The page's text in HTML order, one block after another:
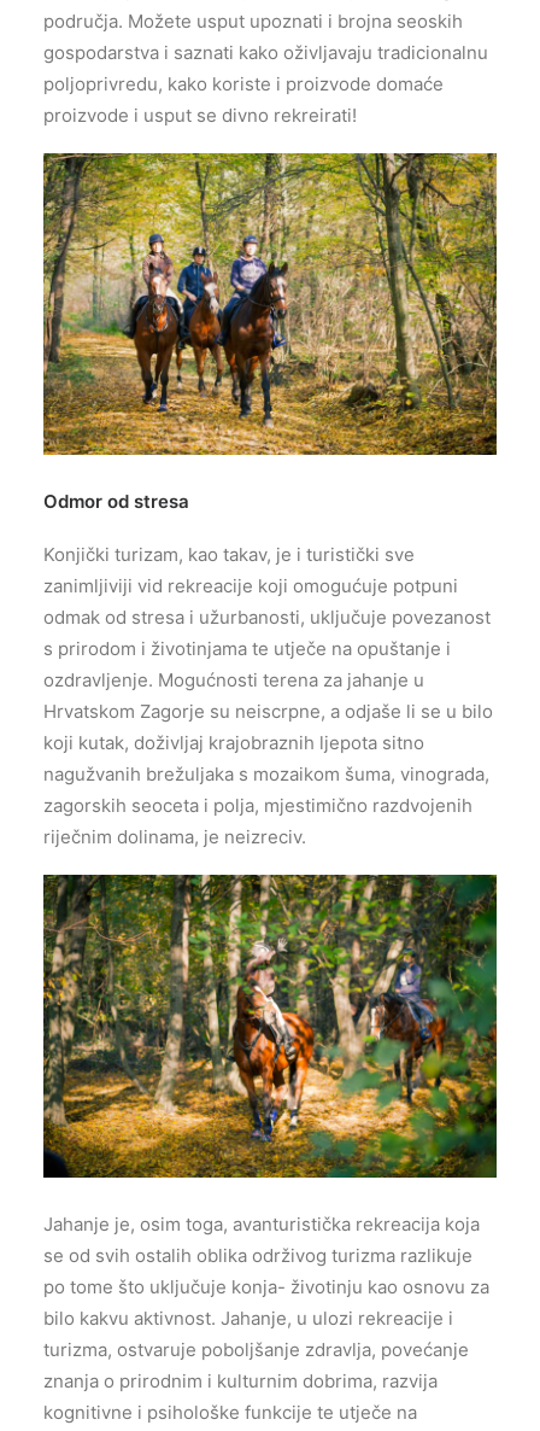
područja. Možete usput upoznati i brojna seoskih
gospodarstva i saznati kako oživljavaju tradicionalnu
poljoprivredu, kako koriste i proizvode domaće
proizvode i usput se divno rekreirati!
Odmor od stresa
Konjički turizam, kao takav, je i turistički sve
zanimljiviji vid rekreacije koji omogućuje potpuni
odmak od stresa i užurbanosti, uključuje povezanost
s prirodom i životinjama te utječe na opuštanje i
ozdravljenje. Mogućnosti terena za jahanje u
Hrvatskom Zagorje su neiscrpne, a odjaše li se u bilo
koji kutak, doživljaj krajobraznih ljepota sitno
nagužvanih brežuljaka s mozaikom šuma, vinograda,
zagorskih seoceta i polja, mjestimično razdvojenih
riječnim dolinama, je neizreciv.
Jahanje je, osim toga, avanturistička rekreacija koja
se od svih ostalih oblika održivog turizma razlikuje
po tome što uključuje konja- životinju kao osnovu za
bilo kakvu aktivnost. Jahanje, u ulozi rekreacije i
turizma, ostvaruje poboljšanje zdravlja, povećanje
znanja o prirodnim i kulturnim dobrima, razvija
kognitivne i psihološke funkcije te utječe na